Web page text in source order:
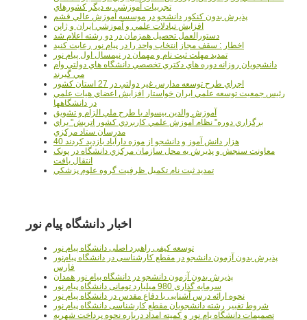
تجربيات آموزشي به ديگر کشورهاي
پذيرش بدون کنکور دانشجو در موسسه آموزش عالي قشم
افزايش تبادلات علمي و آموزشي ايران و ژاپن
دستورالعمل تحصیل همزمان در دو رشته اعلام شد
اخطار : سقف مجاز انتخاب واحد را در پیام نور رعایت کنید
تمدید مهلت ثبت نام و مهمان در نیمسال اول پیام نور
دانشجويان روزانه دوره هاي دكتري تخصصي دانشگاه هاي دولتي وام
مي گيرند
اجراي طرح توسعه مدارس غير دولتي در 27 استان کشور
رئيس جمعيت توسعه علمي ايران خواستار افزايش اعضاي هيات علمي
در دانشگاهها
آموزش والدين بيسواد با طرح ملي الزام و تشويق
برگزاري دوره" نظام آموزش علمي كاربردي كشور اتريش" براي
مدرسان ستاد مرکزي
40 هزار دانش آموز و دانشجو از موزه دارآباد بازديد کردند
معاونت سنجش و پذيرش به محل سازمان مرکزي دانشگاه در پونک
انتقال يافت
تمديد ثبت نام تکميل ظرفيت گروه علوم پزشکي
اخبار دانشگاه پیام نور
توسعه کیفی راهبرد اصلی دانشگاه پیام نور
پذیرش بدون آزمون دانشجو در مقطع کارشناسی در دانشگاه پیام‌نور
فارس
پذیرش بدون آزمون دانشجو در دانشگاه پیام نور همدان
سرمایه گذاری 980 میلیارد تومانی دانشگاه پیام نور
نحوه ارائه درس آشنایی با دفاع مقدس در دانشگاه پیام نور
شروط تغییر رشته دانشجویان مقطع کارشناسی دانشگاه پیام نور
تصمیمات دانشگاه یام نور و کمیته امداد درباره نحوه پرداخت شهریه